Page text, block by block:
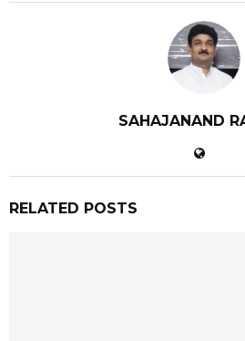
SAHAJANAND
RELATED POSTS